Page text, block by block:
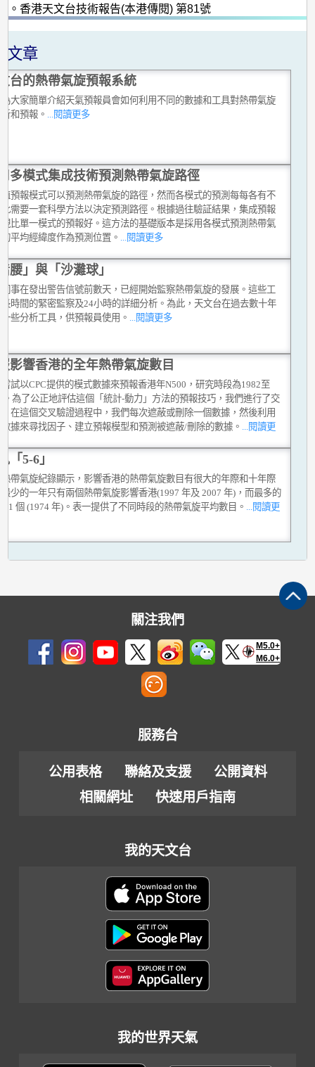
。香港天文台技術報告(本港傳閱) 第81號
文章
台的熱帶氣旋預報系統
大家簡單介紹天氣預報員會如何利用不同的數據和工具對熱帶氣旋
和預報。 ...閱讀更多
多模式集成技術預測熱帶氣旋路徑
預報模式可以預測熱帶氣旋的路徑，然而各模式的預測每每各有不
需要一套科學方法以決定預測路徑。根據過往驗証結果，集成預報
比單一模式的預報好。這方法的基礎版本是採用各模式預測熱帶氣
平均經緯度作為預測位置。
...閱讀更多
腰」與「沙灘球」
事在發出警告信號前數天，已經開始監察熱帶氣旋的發展。這些工
時間的緊密監察及24小時的詳細分析。為此，天文台在過去數十年
些分析工具，供預報員使用。 ...閱讀更多
影響香港的全年熱帶氣旋數目
試以CPC提供的模式數據來預報香港年N500，研究時段為1982至
。為了公正地評估這個「統計-動力」方法的預報技巧，我們進行了交
在這個交叉驗證過程中，我們每次遮蔽或刪除一個數據，然後利用
據來尋找因子、建立預報模型和預測被遮蔽/刪除的數據。
...閱讀更
「5-6」
帶氣旋紀錄顯示，影響香港的熱帶氣旋數目有很大的年際和十年際
少的一年只有兩個熱帶氣旋影響香港(1997 年及 2007 年)，而最多的
11 個 (1974 年)。表一提供了不同時段的熱帶氣旋平均數目。
...閱讀更
關注我們
M5.0+
M6.0+
服務台
公用表格 聯絡及支援
公開資料
相關網址
快速用戶指南
我的天文台
我的世界天氣